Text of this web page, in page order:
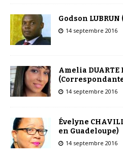
Godson
14 septembre 2016
Amelia DUARTE
(Correspondante
14 septembre 2016
Évelyne
en Guadeloupe)
14 septembre 2016